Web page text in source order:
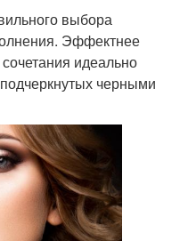
выбора
Эффектнее
идеально
черными